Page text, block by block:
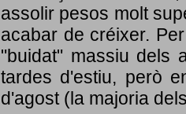
assolir pesos molt
acabar de créixer.
"buidat" massiu dels
tardes d'estiu, però
d'agost (la majoria